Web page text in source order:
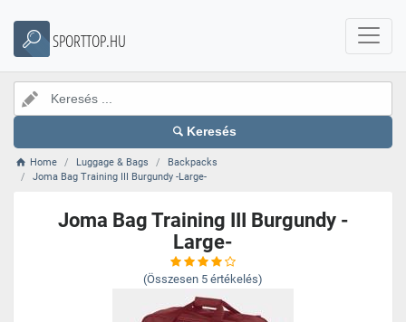
SPORTTOP.HU
Keresés
Home Luggage & Bags
Backpacks
Joma Bag Training III Burgundy -Large-
Joma Bag Training III Burgundy -
Large-
(Összesen 5 értékelés)